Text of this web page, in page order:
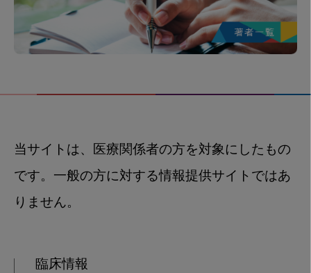
当サイトは、医療関係者の方を対象にしたもの
です。一般の方に対する情報提供サイトではあ
りません。
臨床情報